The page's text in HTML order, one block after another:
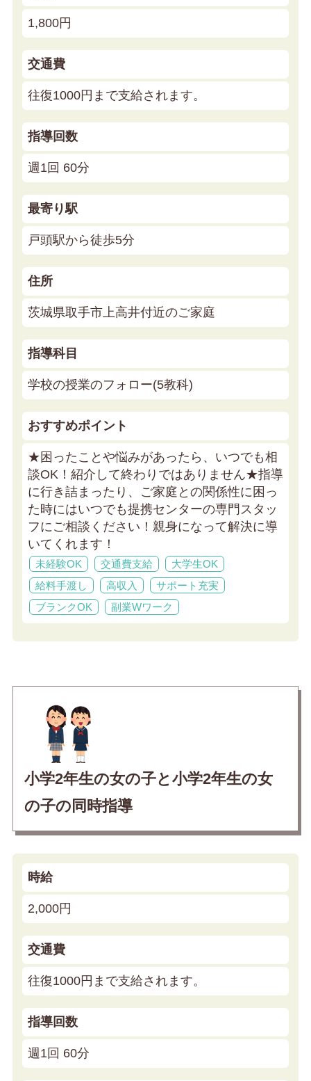
1,800円
交通費
往復1000円まで支給されます。
指導回数
週1回 60分
最寄り駅
戸頭駅から徒歩5分
住所
茨城県取手市上高井付近のご家庭
指導科目
学校の授業のフォロー(5教科)
おすすめポイント
★困ったことや悩みがあったら、いつでも相
談OK！紹介して終わりではありません★指導
に行き詰まったり、ご家庭との関係性に困っ
た時にはいつでも提携センターの専門スタッ
フにご相談ください！親身になって解決に導
いてくれます！
未経験OK 交通費支給
大学生OK
給料手渡し
高収入
サポート充実
ブランクOK
副業Wワーク
小学2年生の女の子と小学2年生の女
の子の同時指導
時給
2,000円
交通費
往復1000円まで支給されます。
指導回数
週1回 60分